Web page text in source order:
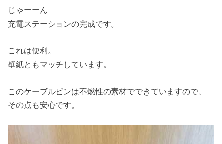
じゃーーん
充電ステーションの完成です。
これは便利。
壁紙ともマッチしています。
このケーブルビンは不燃性の素材でできていますので、
その点も安心です。